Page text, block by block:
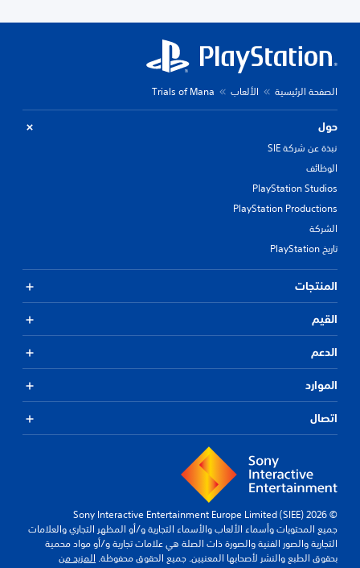
الصفحة الرئيسية الألعاب Trials of Mana
حول
نبذة عن شركة SIE
الوظائف
PlayStation Studios
PlayStation Productions
الشركة
تاريخ PlayStation
المنتجات
القيم
الدعم
الموارد
اتصال
© 2026 Sony Interactive Entertainment Europe Limited (SIEE)
جميع المحتويات وأسماء الألعاب والأسماء التجارية و/أو المظهر التجاري والعلامات
التجارية والصور الفنية والصورة ذات الصلة هي علامات تجارية و/أو مواد محمية
بحقوق الطبع والنشر لأصحابها المعنيين. جميع الحقوق محفوظة.المزيد من